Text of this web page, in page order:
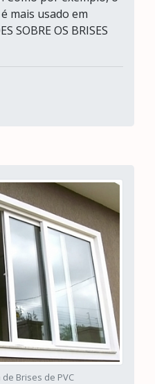
mais usado em
SOBRE OS BRISES
Brises de PVC